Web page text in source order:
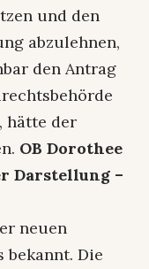
und den
abzulehnen,
den Antrag
hätte der
OB Dorothee
Darstellung –
neuen
Die